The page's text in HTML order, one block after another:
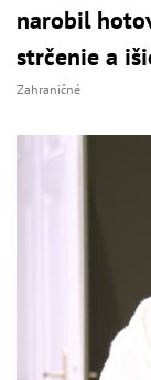
narobil
strčenie a
Zahraničné